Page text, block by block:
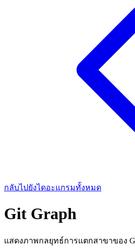
กลับไปยังไดอะแกรมทั้งหมด
Git Graph
แสดงภาพกลยุทธ์การแตกสาขาของ